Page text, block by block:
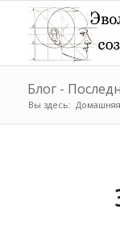
Блог -
Вы здесь: